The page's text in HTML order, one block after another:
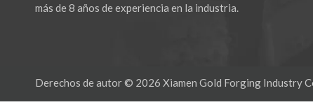
más de 8 años de experiencia en la industria.
Derechos de autor © 2026 Xiamen Gold Forging Industry